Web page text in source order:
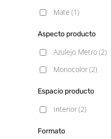
Mate (1)
Aspecto producto
Azulejo Metro(2)
Monocolor(2)
Espacio producto
Interior(2)
Formato